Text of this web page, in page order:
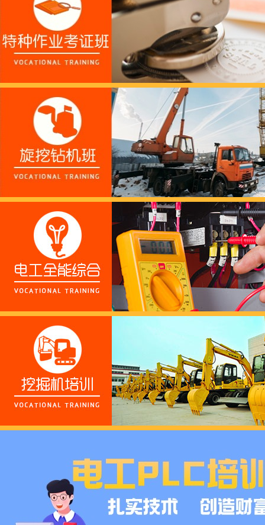
这个春天，以爱之名，
养老护理员培训——提
十二月：保持热爱，成
跟“emo”说拜拜！
浓浓端午情，欢乐“粽
这个春天，以爱之名，
养老护理员培训——提
十二月：保持热爱，成
跟“emo”说拜拜！
浓浓端午情，欢乐“粽
这个春天，以爱之名，